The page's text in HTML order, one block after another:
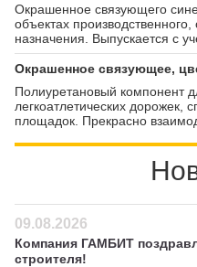
Окрашенное связующего
объектах
назначения. Выпускается с
условий. Компонент отлично
Окрашенное связующее,
Полиуретановый компонент
легкоатлетических дорожек,
площадок. Прекрасно
напыления. Полностью
после нанесения.
09.08.2026
Компания ГАМБИТ
строителя!